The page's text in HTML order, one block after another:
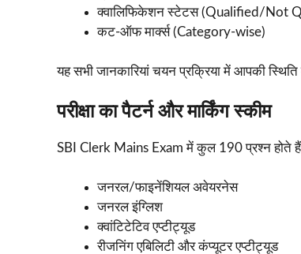
क्वालिफिकेशन स्टेटस (Qualified/Not
कट-ऑफ मार्क्स (Category-wise)
यह सभी जानकारियां चयन प्रक्रिया में आपकी स्थिति
परीक्षा का पैटर्न और मार्किंग स्कीम
SBI Clerk Mains Exam में कुल 190 प्रश्न होते
जनरल/फाइनेंशियल अवेयरनेस
जनरल इंग्लिश
क्वांटिटेटिव एप्टीट्यूड
रीजनिंग एबिलिटी और कंप्यूटर एप्टीट्यूड